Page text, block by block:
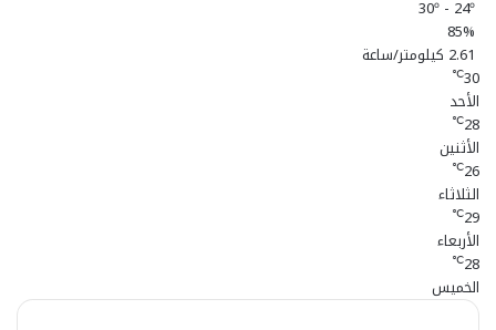
م
85%
2.61 كيلومتر/ساعة
30
℃
الأحد
28
℃
الأثنين
26
℃
الثلاثاء
29
℃
الأربعاء
28
℃
الخميس